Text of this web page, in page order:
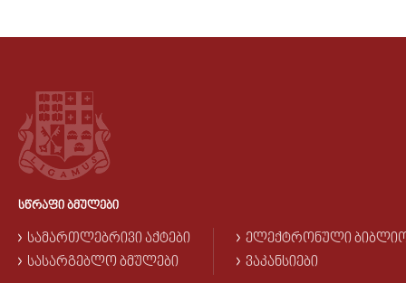
ᲡᲬᲠᲐᲤᲘ ᲑᲛᲣᲚᲔᲑᲘ
ᲡᲐᲛᲐᲠᲗᲚᲔᲑᲠᲘᲕᲘ ᲐᲥᲢᲔᲑᲘ
ᲡᲐᲡᲐᲠᲒᲔᲑᲚᲝ ᲑᲛᲣᲚᲔᲑᲘ
ᲔᲚᲔᲥᲢᲠᲝᲜᲣᲚᲘ
ᲕᲐᲙᲐᲜᲡᲘᲔᲑᲘ